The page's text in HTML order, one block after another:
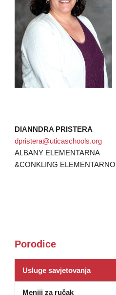
DIANNDRA PRISTERA
dpristera@uticaschools.org
ALBANY ELEMENTARNA
&CONKLING ELEMENTARNO
Porodice
Usluge savjetovanja(otvara
Meniji za ručak